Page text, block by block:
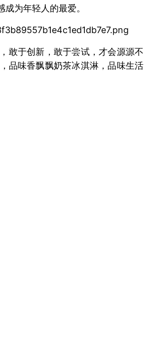
为年轻人的最爱。
敢于创新，敢于尝试，才会源源不
品味香飘飘奶茶冰淇淋，品味生活